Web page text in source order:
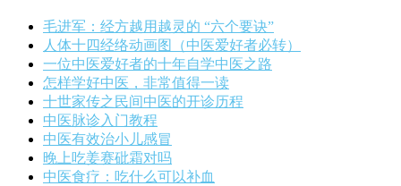
毛进军：经方越用越灵的 “六个要诀”
人体十四经络动画图（中医爱好者必转）
一位中医爱好者的十年自学中医之路
怎样学好中医，非常值得一读
十世家传之民间中医的开诊历程
中医脉诊入门教程
中医有效治小儿感冒
晚上吃姜赛砒霜对吗
中医食疗：吃什么可以补血